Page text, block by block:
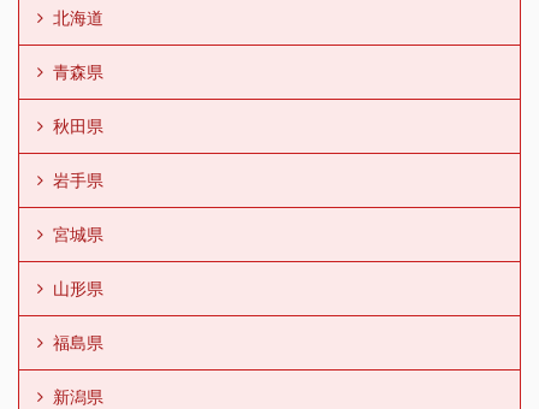
北海道
青森県
秋田県
岩手県
宮城県
山形県
福島県
新潟県